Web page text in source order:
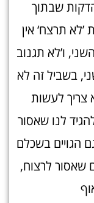
שבתוך
תרצח‘ אין
ו’לא תגנוב
בשביל זה לא
צריך לעשות
לנו שאסור
הגויים בשכלם
שאסור לרצוח,